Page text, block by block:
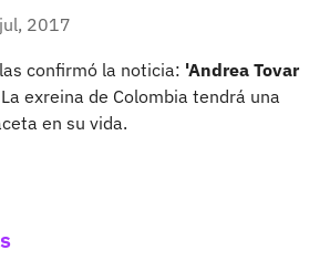
2017
confirmó la noticia: 'Andrea Tovar
exreina de Colombia tendrá una
en su vida.